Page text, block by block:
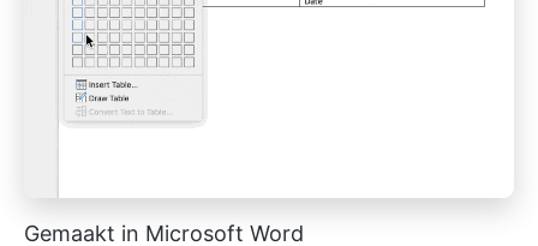
Gemaakt in Microsoft Word